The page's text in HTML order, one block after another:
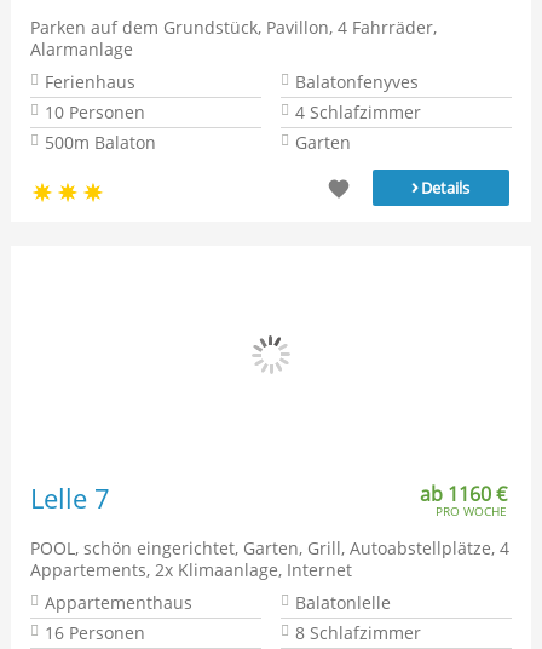
Parken auf dem Grundstück, Pavillon, 4 Fahrräder,
Alarmanlage
Ferienhaus
Balatonfenyves
10 Personen
4 Schlafzimmer
500m Balaton
Garten
›Details
Lelle 7 ab 1160 €
PRO WOCHE
POOL, schön eingerichtet, Garten, Grill, Autoabstellplätze, 4
Appartements, 2x Klimaanlage, Internet
Appartementhaus
Balatonlelle
16 Personen
8 Schlafzimmer